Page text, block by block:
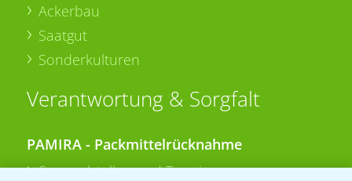
Ackerbau
Saatgut
Sonderkulturen
Verantwortung & Sorgfalt
PAMIRA - Packmittelrücknahme
Sammelstellen und Termine